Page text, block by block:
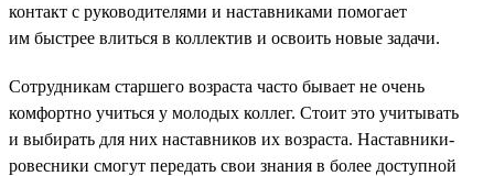
контакт с руководителями и наставниками помогает
им быстрее влиться в коллектив и освоить новые задачи.
Сотрудникам старшего возраста часто бывает не очень
комфортно учиться у молодых коллег. Стоит это учитывать
и выбирать для них наставников их возраста. Наставники-
ровесники смогут передать свои знания в более доступной